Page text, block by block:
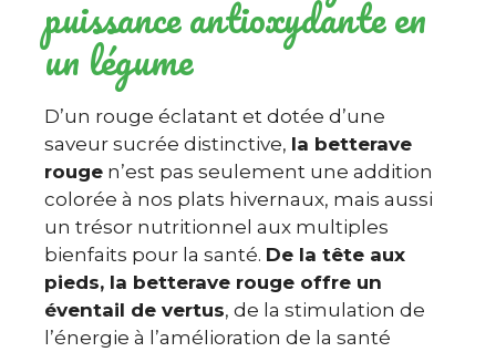
puissance antioxydante en
un légume
D’un rouge éclatant et dotée d’une
saveur sucrée distinctive, la betterave
rouge n’est pas seulement une addition
colorée à nos plats hivernaux, mais aussi
un trésor nutritionnel aux multiples
bienfaits pour la santé. De la tête aux
pieds, la betterave rouge offre un
éventail de vertus, de la stimulation de
l’énergie à l’amélioration de la santé